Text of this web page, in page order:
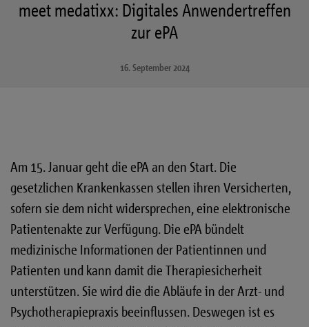
meet medatixx: Digitales Anwendertreffen
zur ePA
16. September 2024
Am 15. Januar geht die ePA an den Start. Die
gesetzlichen Krankenkassen stellen ihren Versicherten,
sofern sie dem nicht widersprechen, eine elektronische
Patientenakte zur Verfügung. Die ePA bündelt
medizinische Informationen der Patientinnen und
Patienten und kann damit die Therapiesicherheit
unterstützen. Sie wird die die Abläufe in der Arzt- und
Psychotherapiepraxis beeinflussen. Deswegen ist es